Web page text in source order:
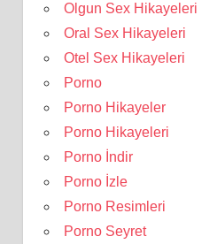
Olgun Sex Hikayeleri
Oral Sex Hikayeleri
Otel Sex Hikayeleri
Porno
Porno Hikayeler
Porno Hikayeleri
Porno İndir
Porno İzle
Porno Resimleri
Porno Seyret